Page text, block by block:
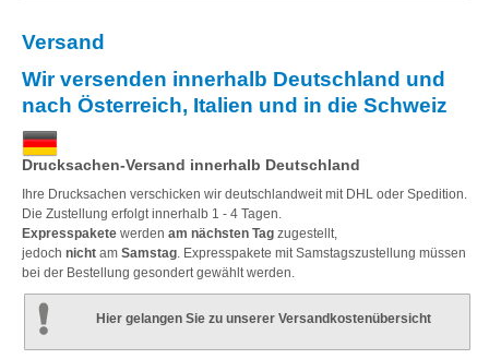
Versand
Wir versenden innerhalb Deutschland und
nach Österreich, Italien und in die Schweiz
Drucksachen-Versand innerhalb Deutschland
Ihre Drucksachen verschicken wir deutschlandweit mit DHL oder Spedition.
Die Zustellung erfolgt innerhalb 1 - 4 Tagen.
Expresspakete werden am nächsten Tag zugestellt,
jedoch nicht am Samstag. Expresspakete mit Samstagszustellung müssen
bei der Bestellung gesondert gewählt werden.
Hier gelangen Sie zu unserer Versandkostenübersicht